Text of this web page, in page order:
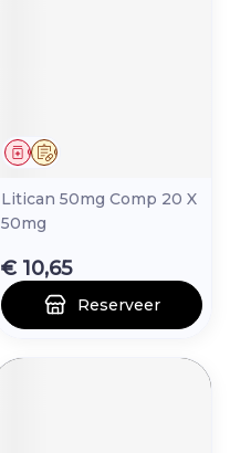
Op voorschrift
Geneesmiddel
Litican 50mg Comp 20 X
50mg
€ 10,65
Reserveer